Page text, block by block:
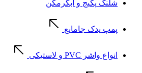
شلنگ پکیج و آبگرمکن
پمپ یدک جامایع
انواع واشر PVC و لاستیکی